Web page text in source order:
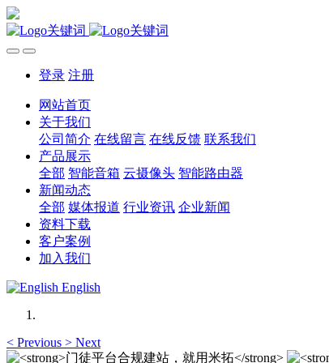
登录 注册
网站首页
关于我们
公司简介 在线留言 在线反馈 联系我们
产品展示
全部 智能音箱 云摄像头 智能路由器
新闻动态
全部 媒体报道 行业资讯 企业新闻
资料下载
客户案例
加入我们
English
< Previous > Next